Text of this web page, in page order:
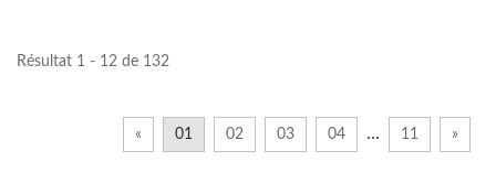
Résultat 1 - 12 de 132
« 01 02 03 04 … 11 »